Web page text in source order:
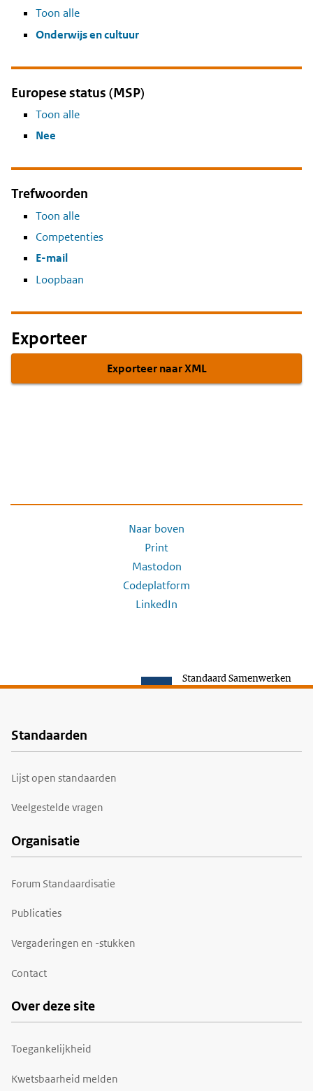
Toon alle
Onderwijs en cultuur
Europese status (MSP)
Toon alle
Nee
Trefwoorden
Toon alle
Competenties
E-mail
Loopbaan
Exporteer
Exporteer naar XML
Naar boven
Print
Mastodon
Codeplatform
LinkedIn
Standaard Samenwerken
Voet
Standaarden
Lijst open standaarden
Veelgestelde vragen
Organisatie
Forum Standaardisatie
Publicaties
Vergaderingen en -stukken
Contact
Over deze site
Toegankelijkheid
Kwetsbaarheid melden